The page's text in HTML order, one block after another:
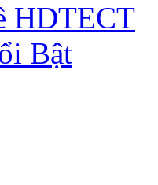
HDTECT
Bật